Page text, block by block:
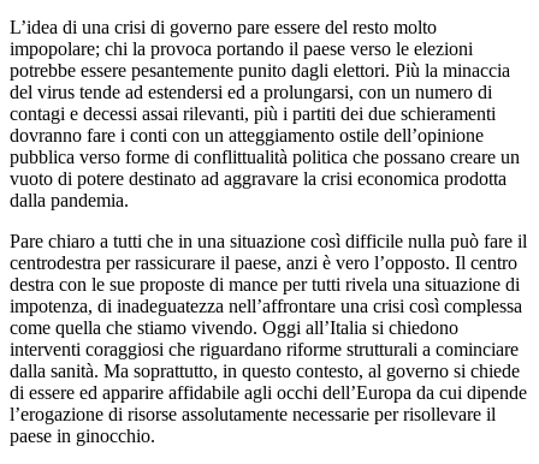
L’idea di una crisi di governo pare essere del resto molto
impopolare; chi la provoca portando il paese verso le elezioni
potrebbe essere pesantemente punito dagli elettori. Più la minaccia
del virus tende ad estendersi ed a prolungarsi, con un numero di
contagi e decessi assai rilevanti, più i partiti dei due schieramenti
dovranno fare i conti con un atteggiamento ostile dell’opinione
pubblica verso forme di conflittualità politica che possano creare un
vuoto di potere destinato ad aggravare la crisi economica prodotta
dalla pandemia.
Pare chiaro a tutti che in una situazione così difficile nulla può fare il
centrodestra per rassicurare il paese, anzi è vero l’opposto. Il centro
destra con le sue proposte di mance per tutti rivela una situazione di
impotenza, di inadeguatezza nell’affrontare una crisi così complessa
come quella che stiamo vivendo. Oggi all’Italia si chiedono
interventi coraggiosi che riguardano riforme strutturali a cominciare
dalla sanità. Ma soprattutto, in questo contesto, al governo si chiede
di essere ed apparire affidabile agli occhi dell’Europa da cui dipende
l’erogazione di risorse assolutamente necessarie per risollevare il
paese in ginocchio.